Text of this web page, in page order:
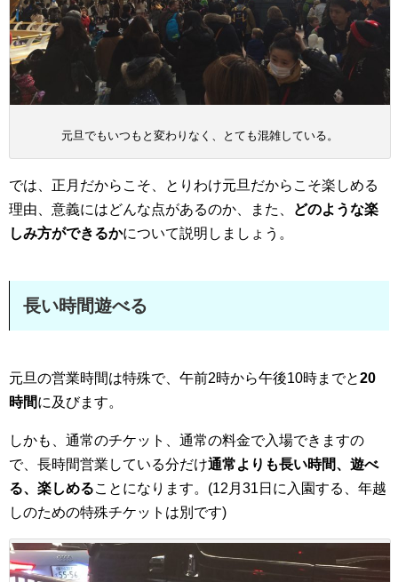
元旦でもいつもと変わりなく、とても混雑している。
では、正月だからこそ、とりわけ元旦だからこそ楽しめる
理由、意義にはどんな点があるのか、また、
どのような楽
しみ方ができるかについて説明しましょう。
長い時間遊べる
元旦の営業時間は特殊で、午前2時から午後10時までと20
時間に及びます。
しかも、通常のチケット、通常の料金で入場できますの
で、長時間営業している分だけ通常よりも長い時間、遊べ
る、楽しめることになります。(12月31日に入園する、年越
しのための特殊チケットは別です)